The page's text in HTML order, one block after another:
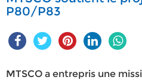
P80/P83
MTSCO a entrepris une